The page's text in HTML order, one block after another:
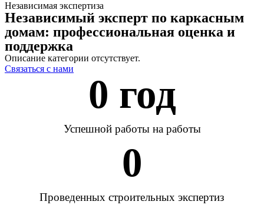
Независимая экспертиза
Независимый эксперт по каркасным
домам: профессиональная оценка и
поддержка
Описание категории отсутствует.
Связаться с нами
0 год
Успешной работы на работы
0
Проведенных строительных экспертиз